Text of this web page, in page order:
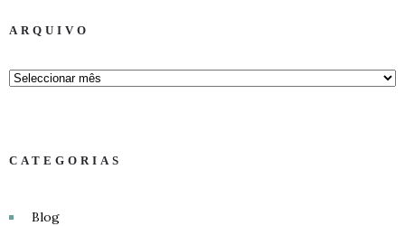
ARQUIVO
CATEGORIAS
Blog